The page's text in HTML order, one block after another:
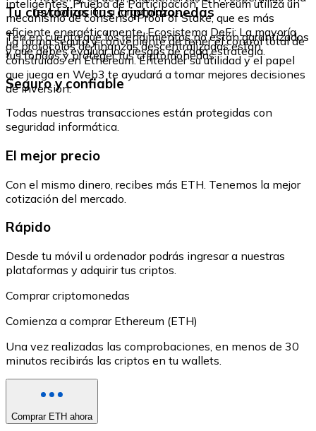
revalorización a largo plazo.
Ten en cuenta que los rendimientos no están garantizados
y que debes evaluar los riesgos de cada estrategia.
inteligentes. Prueba de Participación: Ethereum utiliza un
mecanismo de consenso Proof of Stake, que es más
eficiente energéticamente. Ecosistema DeFi: La mayoría
de protocolos de finanzas descentralizadas están
construidos en Ethereum. Entender su utilidad y el papel
que juega en Web3 te ayudará a tomar mejores decisiones
de inversión.
Tu custodias tus criptomonedas
La forma segura y conveniente de tener el control total de
tus fondos y proteger tus criptomonedas.
Seguro y confiable
Todas nuestras transacciones están protegidas con
seguridad informática.
El mejor precio
Con el mismo dinero, recibes más ETH. Tenemos la mejor
cotización del mercado.
Rápido
Desde tu móvil u ordenador podrás ingresar a nuestras
plataformas y adquirir tus criptos.
Comprar criptomonedas
Comienza a comprar Ethereum (ETH)
Una vez realizadas las comprobaciones, en menos de 30
minutos recibirás las criptos en tu wallets.
Comprar ETH ahora